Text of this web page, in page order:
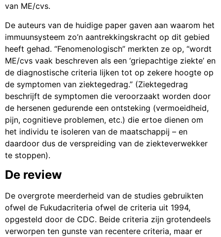
van ME/cvs.
De auteurs van de huidige paper gaven aan waarom het
immuunsysteem zo’n aantrekkingskracht op dit gebied
heeft gehad. “Fenomenologisch” merkten ze op, “wordt
ME/cvs vaak beschreven als een ‘griepachtige ziekte’ en
de diagnostische criteria lijken tot op zekere hoogte op
de symptomen van ziektegedrag.” (Ziektegedrag
beschrijft de symptomen die veroorzaakt worden door
de hersenen gedurende een ontsteking (vermoeidheid,
pijn, cognitieve problemen, etc.) die ertoe dienen om
het individu te isoleren van de maatschappij – en
daardoor dus de verspreiding van de ziekteverwekker
te stoppen).
De review
De overgrote meerderheid van de studies gebruikten
ofwel de Fukudacriteria ofwel de criteria uit 1994,
opgesteld door de CDC. Beide criteria zijn grotendeels
verworpen ten gunste van recentere criteria, maar er